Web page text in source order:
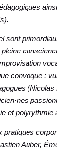
sont
convoque :
et
pratiques
Auber,